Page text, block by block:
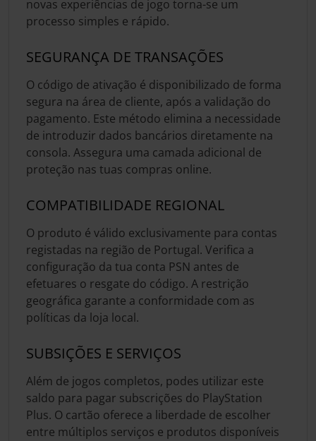
novas experiências de jogo torna-se um
processo simples e rápido.
SEGURANÇA DE TRANSAÇÕES
O código de ativação é disponibilizado de forma
segura na área de cliente, após a validação do
pagamento. Este método elimina a necessidade
de introduzir dados bancários diretamente na
consola. Assegura uma camada adicional de
proteção nas tuas compras online.
COMPATIBILIDADE REGIONAL
O produto é válido exclusivamente para contas
registadas na região de Portugal. Verifica a
configuração da tua conta PSN antes de
efetuares o resgate do código. A restrição
geográfica garante a conformidade com as
políticas da loja local.
SUBSIÇÕES E SERVIÇOS
Além de jogos completos, podes utilizar este
saldo para pagar subscrições do PlayStation
Plus. O cartão oferece a liberdade de escolher
entre múltiplos serviços e produtos disponíveis